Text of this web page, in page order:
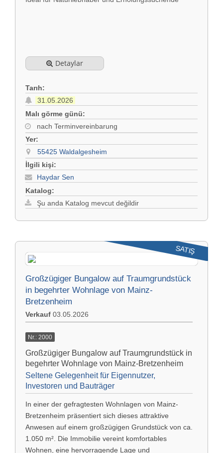
Detaylar
Tarıh:
31.05.2026
Malı görme günü:
nach Terminvereinbarung
Yer:
55425 Waldalgesheim
İlgili kişi:
Haydar Sen
Katalog:
Şu anda Katalog mevcut değildir
SATIŞ
Großzügiger Bungalow auf Traumgrundstück
in begehrter Wohnlage von Mainz-
Bretzenheim
Verkauf 03.05.2026
Nr.: 2000
Großzügiger Bungalow auf Traumgrundstück in
begehrter Wohnlage von Mainz-Bretzenheim
Seltene Gelegenheit für Eigennutzer,
Investoren und Bauträger
In einer der gefragtesten Wohnlagen von Mainz-
Bretzenheim präsentiert sich dieses attraktive
Anwesen auf einem großzügigen Grundstück von ca.
1.050 m². Die Immobilie vereint komfortables
Wohnen, eine hervorragende Lage und